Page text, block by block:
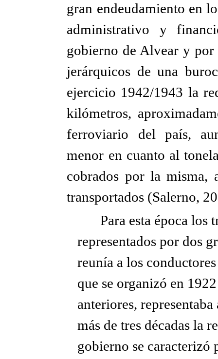
gran endeudamiento en
administrativo y
gobierno de Alvear y por
jerárquicos de una
ejercicio 1942/1943 la
kilómetros,
ferroviario del país,
menor en cuanto al
cobrados por la misma,
transportados (Salerno,
Para esta época los
representados por dos
reunía a los
que se organizó en
anteriores,
más de tres décadas la
gobierno se